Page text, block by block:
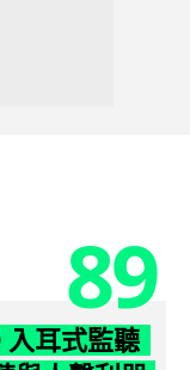
89
入耳式監聽